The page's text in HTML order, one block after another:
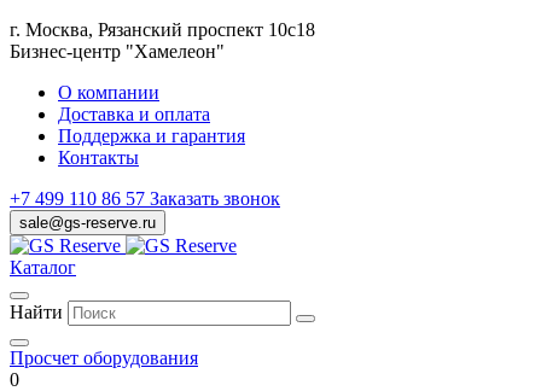
г. Москва, Рязанский проспект 10с18
Бизнес-центр "Хамелеон"
О компании
Доставка и оплата
Поддержка и гарантия
Контакты
+7 499 110 86 57 Заказать звонок
sale@gs-reserve.ru
Каталог
Найти
Просчет оборудования
0